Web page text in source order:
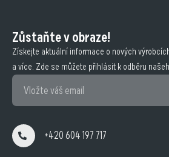
Zůstaňte v obraze!
Získejte aktuální informace o nových
a více. Zde se můžete přihlásit k odběru
+420 604 197 717